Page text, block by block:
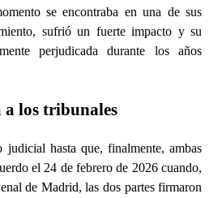
se encontraba en una de sus
sufrió un fuerte impacto y su
perjudicada durante los años
los tribunales
hasta que, finalmente, ambas
el 24 de febrero de 2026 cuando,
de Madrid, las dos partes firmaron